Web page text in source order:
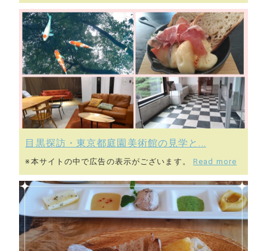
目黒探訪・東京都庭園美術館の見学と...
※本サイトの中で広告の表示がございます。 Read more